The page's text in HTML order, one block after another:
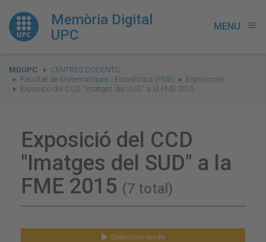
Memòria Digital
UPC
MENU menu
You
are
here:
MDUPC
CENTRES DOCENTS
Facultat de Matemàtiques i Estadística (FME)
Exposicions
Exposició del CCD "Imatges del SUD" a la FME 2015
Exposició del CCD
"Imatges del SUD" a la
FME 2015 (7 total)
Slideshow mode